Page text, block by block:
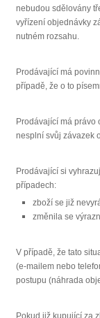
nebudou sdělovány
vyřízení objednávky
nutném rozsahu.
Prodávající má
případě, že o to
Prodávající má právo
nesplní svůj závazek
Prodávající si
případech:
zboží se již
změnila se
V případě, že tato
(e-mailem nebo
postupu (náhrada
Pokud již kupující za